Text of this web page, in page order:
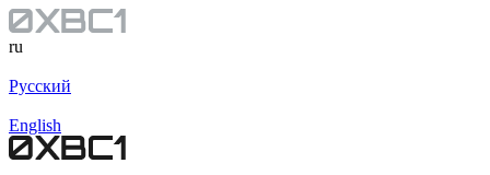
ru
Русский
English